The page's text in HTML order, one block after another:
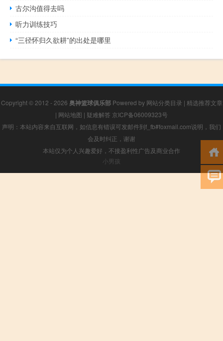
古尔沟值得去吗
听力训练技巧
“三径怀归久欲耕”的出处是哪里
Copyright © 2012 - 2026 奥神篮球俱乐部Powered by 网站分类目录 | 精选推荐文章
| 网站地图 | 疑难解答 京ICP备06009323号
声明：本站内容来自互联网，如信息有错误可发邮件到f_fb#foxmail.com说明，我们
会及时纠正，谢谢
本站仅为个人兴趣爱好，不接盈利性广告及商业合作
小男孩